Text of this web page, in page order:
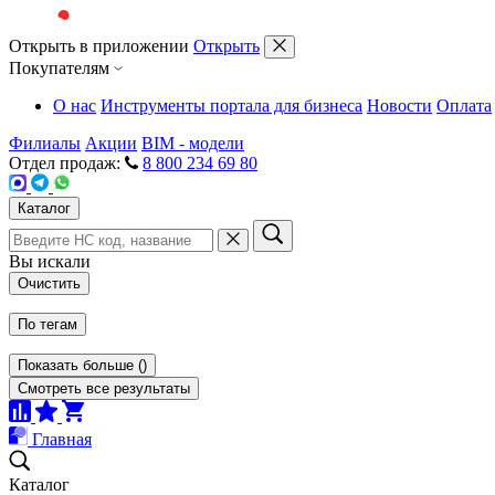
Открыть в приложении Открыть
Покупателям
О нас Инструменты портала для бизнеса Новости Оплата
Филиалы Акции BIM - модели
Отдел продаж:
8 800 234 69 80
Каталог
Вы искали
Очистить
По тегам
Показать больше ()
Смотреть все результаты
Главная
Каталог